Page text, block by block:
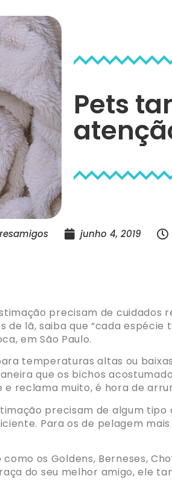
Pets
junho 4, 2019
precisam de cuidados
lã, saiba que “cada
em São Paulo.
temperaturas altas ou
que os bichos
reclama muito, é hora de
precisam de algum
Para os de pelagem
os Goldens, Berneses,
do seu melhor amigo, ele